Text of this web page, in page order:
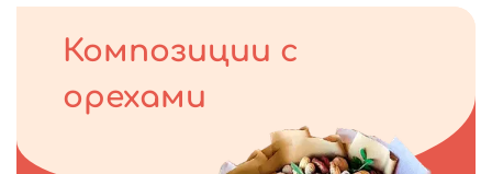
Композиции с
орехами